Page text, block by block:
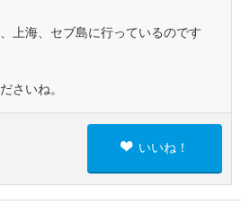
上海、セブ島に行っているのです
さいね。
いいね！